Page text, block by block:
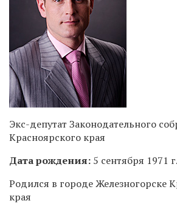
Экс-депутат Законодательного
Красноярского края
Дата рождения: 5 сентября 1971 г.
Родился в городе Железногорске
края